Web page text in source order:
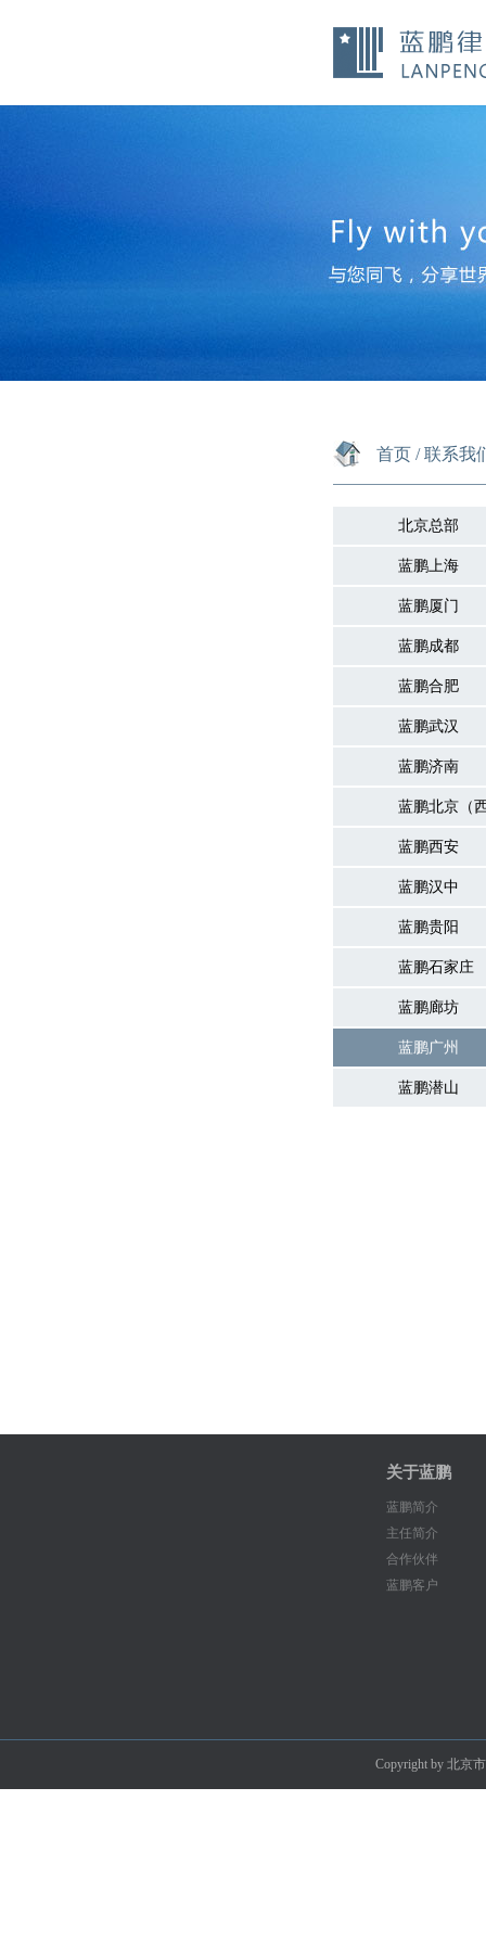
首页 /联系我
北京总部
蓝鹏上海
蓝鹏厦门
蓝鹏成都
蓝鹏合肥
蓝鹏武汉
蓝鹏济南
蓝鹏北京（
蓝鹏西安
蓝鹏汉中
蓝鹏贵阳
蓝鹏石家庄
蓝鹏廊坊
蓝鹏广州
蓝鹏潜山
关于蓝鹏
蓝鹏简介
主任简介
合作伙伴
蓝鹏客户
Copyright by 北京